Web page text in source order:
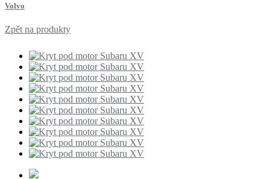
Volvo
Zpět na produkty